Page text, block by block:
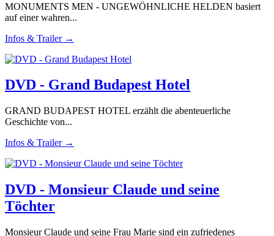
MONUMENTS MEN - UNGEWÖHNLICHE HELDEN basiert
auf einer wahren...
Infos & Trailer →
DVD - Grand Budapest Hotel
GRAND BUDAPEST HOTEL erzählt die abenteuerliche
Geschichte von...
Infos & Trailer →
DVD - Monsieur Claude und seine
Töchter
Monsieur Claude und seine Frau Marie sind ein zufriedenes